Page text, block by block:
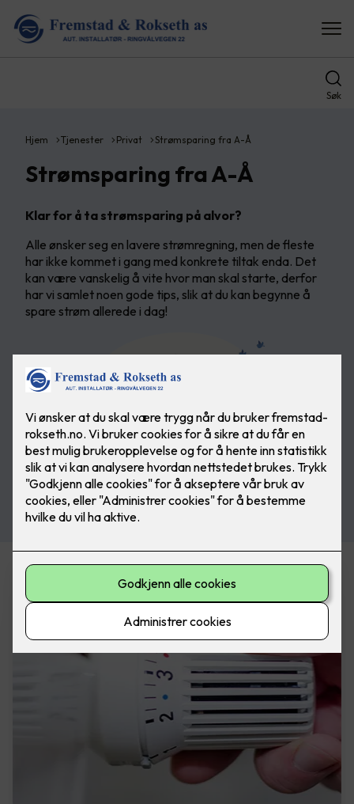
Søk
Hjem Tjenester Privat Strømsparing fra A-Å
Strømsparing fra A-Å
Klar for å ta strømsparing på alvor?
Alle ønsker seg en lavere strømregning, men de fleste
har ikke kommet i gang med konkrete tiltak enda. Det
kan være vanskelig å vite hvor man skal starte, derfor
har vi samlet noen gode tips, slik at du kan begynne å
spare strøm allerede i dag!